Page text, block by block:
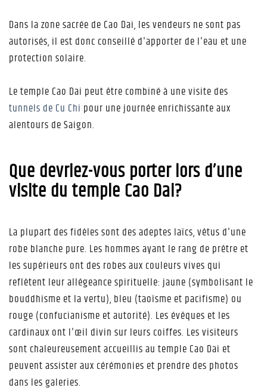
Dans la zone sacrée de Cao Dai, les vendeurs ne sont pas
autorisés, il est donc conseillé d'apporter de l'eau et une
protection solaire.
Le temple Cao Dai peut être combiné à une visite des
tunnels de Cu Chi pour une journée enrichissante aux
alentours de Saigon.
Que devriez-vous porter lors d’une
visite du temple Cao Dai?
La plupart des fidèles sont des adeptes laïcs, vêtus d'une
robe blanche pure. Les hommes ayant le rang de prêtre et
les supérieurs ont des robes aux couleurs vives qui
reflètent leur allégeance spirituelle: jaune (symbolisant le
bouddhisme et la vertu), bleu (taoïsme et pacifisme) ou
rouge (confucianisme et autorité). Les évêques et les
cardinaux ont l'œil divin sur leurs coiffes. Les visiteurs
sont chaleureusement accueillis au temple Cao Dai et
peuvent assister aux cérémonies et prendre des photos
dans les galeries.